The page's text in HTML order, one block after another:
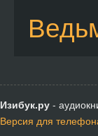
Изибук.ру -
Версия для